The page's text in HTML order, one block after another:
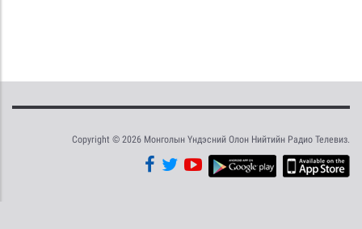
Copyright © 2026 Монголын Үндэсний Олон Нийтийн Радио Телевиз.